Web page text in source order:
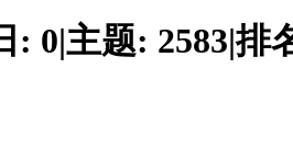
: 0|主题: 2583|排